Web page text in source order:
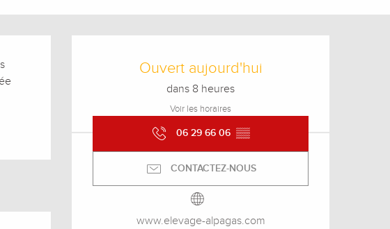
Ouverture et
Ouvert aujourd'hui
dans 8 heures
Voir les horaires
06 29 66 06 ▒▒
CONTACTEZ-NOUS
www.elevage-alpagas.com